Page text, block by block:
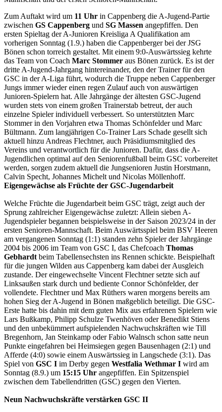
Zum Auftakt wird um 11 Uhr in Cappenberg die A-Jugend-Partie
zwischen GS Cappenberg und SG Massen angepfiffen. Den
ersten Spieltag der A-Junioren Kreisliga A Qualifikation am
vorherigen Sonntag (1.9.) haben die Cappenberger bei der JSG
Bönen schon torreich gestaltet. Mit einem 9:0-Auswärtssieg kehrte
das Team von Coach Marc Stommer aus Bönen zurück. Es ist der
dritte A-Jugend-Jahrgang hintereinander, den der Trainer für den
GSC in der A-Liga führt, wodurch die Truppe neben Cappenberger
Jungs immer wieder einen regen Zulauf auch von auswärtigen
Junioren-Spielern hat. Alle Jahrgänge der ältesten GSC-Jugend
wurden stets von einem großen Trainerstab betreut, der auch
einzelne Spieler individuell verbessert. So unterstützten Marc
Stommer in den Vorjahren etwa Thomas Schönfelder und Marc
Bültmann. Zum langjährigen Co-Trainer Lars Schade gesellt sich
aktuell hinzu Andreas Flechtner, auch Präsidiumsmitglied des
Vereins und verantwortlich für die Junioren. Dafür, dass die A-
Jugendlichen optimal auf den Seniorenfußball beim GSC vorbereitet
werden, sorgen zudem aktuell die Jungsenioren Justin Horstmann,
Calvin Specht, Johannes Michelt und Nicolas Möllenhoff.
Eigengewächse als Früchte der GSC-Jugendarbeit
Welche Früchte die Jugendarbeit beim GSC trägt, zeigt auch der
Sprung zahlreicher Eigengewächse zuletzt: Allein sieben A-
Jugendspieler begannen beispielsweise in der Saison 2023/24 in der
ersten Senioren-Mannschaft. Beim Auswärtsspiel beim BSV Heeren
am vergangenen Sonntag (1:1) standen zehn Spieler der Jahrgänge
2004 bis 2006 im Team von GSC I, das Chefcoach Thomas
Gebhardt beim Tabellensechsten ins Rennen schickte. Beispielhaft
für die jungen Wilden aus Cappenberg kam dabei der Ausgleich
zustande. Der eingewechselte Vincent Flechtner setzte sich auf
Linksaußen stark durch und bediente Connor Schönfelder, der
vollendete. Flechtner und Max Rüthers waren morgens bereits am
hohen Sieg der A-Jugend in Bönen maßgeblich beteiligt. Die GSC-
Erste hatte bis dahin mit dem guten Mix aus erfahrenen Spielern wie
Lars Bußkamp, Philipp Schulze Twenhöven oder Benedikt Stiens
und den unbekümmert aufspielenden Nachwuchskräften wie Till
Bregenhorn, Jan Steinkamp oder Fabio Walnsch schon satte neun
Punkte eingefahren bei Heimsiegen gegen Bausenhagen (2:1) und
Afferde (4:0) sowie einem Auswärtssieg in Langschede (3:1). Das
Spiel von GSC I im Derby gegen Westfalia Wethmar I wird am
Sonntag (8.9.) um 15:15 Uhr angepfiffen. Ein Spitzenspiel
zwischen dem Tabellendritten (GSC) gegen den Vierten.
Neun Nachwuchskräfte verstärken GSC II